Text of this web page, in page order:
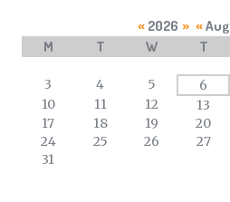
calendar
events
« 2026 » « Aug
M T W T
3
4 5 6
10
11 12 13
17
18 19 20
24
25 26 27
31